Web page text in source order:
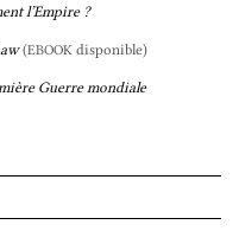
l’Empire ?
(EBOOK disponible)
Guerre mondiale